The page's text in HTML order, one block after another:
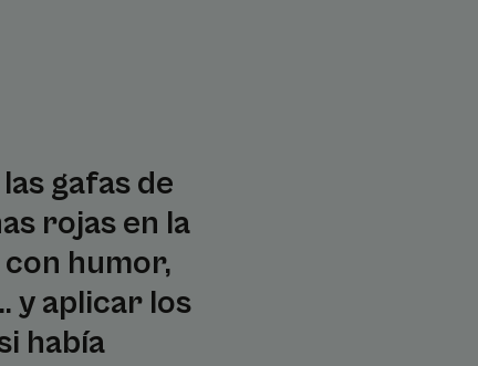
gafas de
rojas en la
con humor,
y aplicar los
había